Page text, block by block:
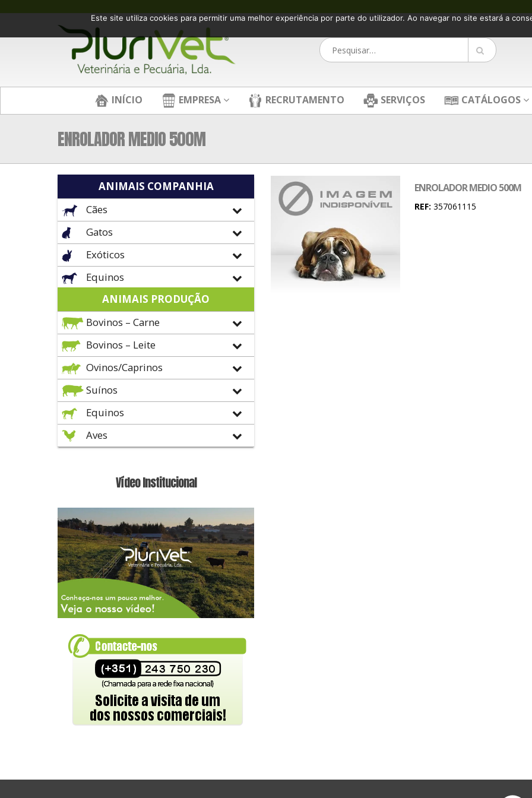
INÍCIO EMPRESA RECRUTAMENTO SERVIÇOS CATÁLOGOS
ENROLADOR MEDIO 500M
ENROLADOR MEDIO 500M
REF: 357061115
ANIMAIS COMPANHIA
Cães
Gatos
Exóticos
Equinos
ANIMAIS PRODUÇÃO
Bovinos – Carne
Bovinos – Leite
Ovinos/Caprinos
Suínos
Equinos
Aves
Vídeo Institucional
Este site utiliza cookies para permitir uma melhor experiência por parte do utilizador. Ao navegar no site estará a